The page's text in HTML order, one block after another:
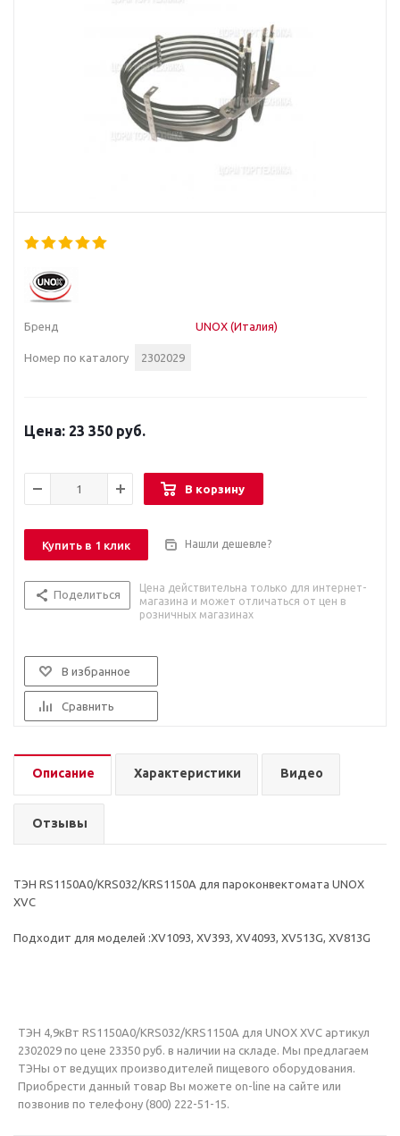
Бренд UNOX (Италия)
Номер по каталогу 2302029
23 350 руб.
В корзину
Купить в 1 клик Нашли дешевле?
Поделиться
Цена действительна только для интернет-
магазина и может отличаться от цен в
розничных магазинах
В избранное
Сравнить
Описание Характеристики Видео
Отзывы
ТЭН RS1150A0/KRS032/KRS1150A для пароконвектомата UNOX
XVC
Подходит для моделей :XV1093, XV393, XV4093, XV513G, XV813G
ТЭН 4,9кВт RS1150A0/KRS032/KRS1150A для UNOX XVC артикул
2302029 по цене 23350 руб. в наличии на складе. Мы предлагаем
ТЭНы от ведущих производителей пищевого оборудования.
Приобрести данный товар Вы можете on-line на сайте или
позвонив по телефону (800) 222-51-15.